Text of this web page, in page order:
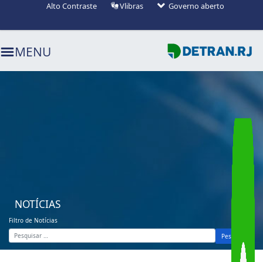
Ir para o menu (alt+1)
Ir para o busca (alt+2)
Ir para o conteúdo (alt+3)
Alto Contraste Vlibras Governo aberto
MENU
NOTÍCIAS
Filtro de Notícias
Pesquisar